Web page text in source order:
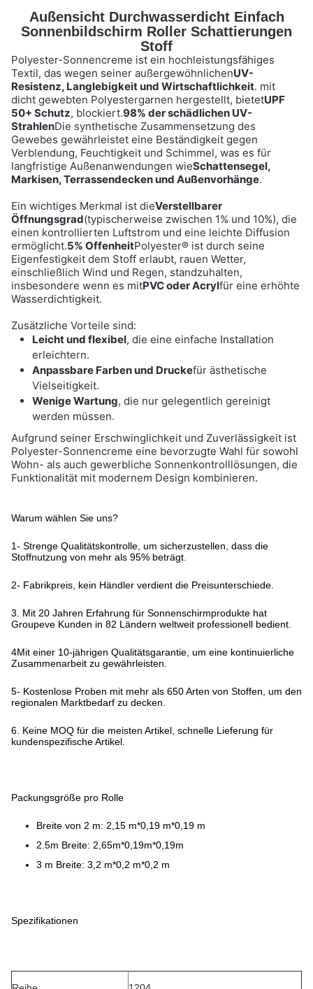
Außensicht Durchwasserdicht Einfach
Sonnenbildschirm Roller Schattierungen
Stoff
Polyester-Sonnencreme ist ein hochleistungsfähiges
Textil, das wegen seiner außergewöhnlichenUV-
Resistenz, Langlebigkeit und Wirtschaftlichkeit. mit
dicht gewebten Polyestergarnen hergestellt, bietetUPF
50+ Schutz, blockiert.98% der schädlichen UV-
StrahlenDie synthetische Zusammensetzung des
Gewebes gewährleistet eine Beständigkeit gegen
Verblendung, Feuchtigkeit und Schimmel, was es für
langfristige Außenanwendungen wieSchattensegel,
Markisen, Terrassendecken und Außenvorhänge.
Ein wichtiges Merkmal ist dieVerstellbarer
Öffnungsgrad(typischerweise zwischen 1% und 10%), die
einen kontrollierten Luftstrom und eine leichte Diffusion
ermöglicht.5% OffenheitPolyester® ist durch seine
Eigenfestigkeit dem Stoff erlaubt, rauen Wetter,
einschließlich Wind und Regen, standzuhalten,
insbesondere wenn es mitPVC oder Acrylfür eine erhöhte
Wasserdichtigkeit.
Zusätzliche Vorteile sind:
Leicht und flexibel, die eine einfache Installation
erleichtern.
Anpassbare Farben und Druckefür ästhetische
Vielseitigkeit.
Wenige Wartung, die nur gelegentlich gereinigt
werden müssen.
Aufgrund seiner Erschwinglichkeit und Zuverlässigkeit ist
Polyester-Sonnencreme eine bevorzugte Wahl für sowohl
Wohn- als auch gewerbliche Sonnenkontrolllösungen, die
Funktionalität mit modernem Design kombinieren.
Warum wählen Sie uns?
1- Strenge Qualitätskontrolle, um sicherzustellen, dass die
Stoffnutzung von mehr als 95% beträgt.
2- Fabrikpreis, kein Händler verdient die Preisunterschiede.
3. Mit 20 Jahren Erfahrung für Sonnenschirmprodukte hat
Groupeve Kunden in 82 Ländern weltweit professionell bedient.
4Mit einer 10-jährigen Qualitätsgarantie, um eine kontinuierliche
Zusammenarbeit zu gewährleisten.
5- Kostenlose Proben mit mehr als 650 Arten von Stoffen, um den
regionalen Marktbedarf zu decken.
6. Keine MOQ für die meisten Artikel, schnelle Lieferung für
kundenspezifische Artikel.
Packungsgröße pro Rolle
Breite von 2 m: 2,15 m*0,19 m*0,19 m
2.5m Breite: 2,65m*0,19m*0,19m
3 m Breite: 3,2 m*0,2 m*0,2 m
Spezifikationen